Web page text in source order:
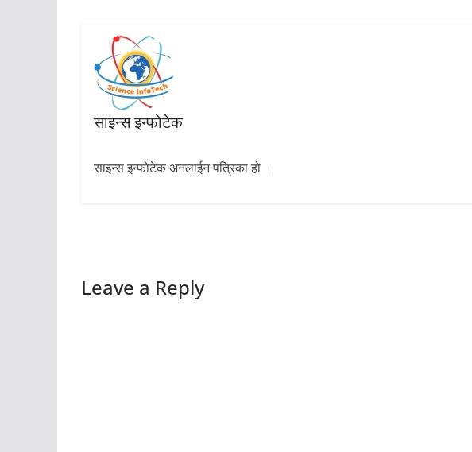
साइन्स इन्फोटेक
साइन्स इन्फोटेक अनलाईन पत्रिका हो ।
Leave a Reply